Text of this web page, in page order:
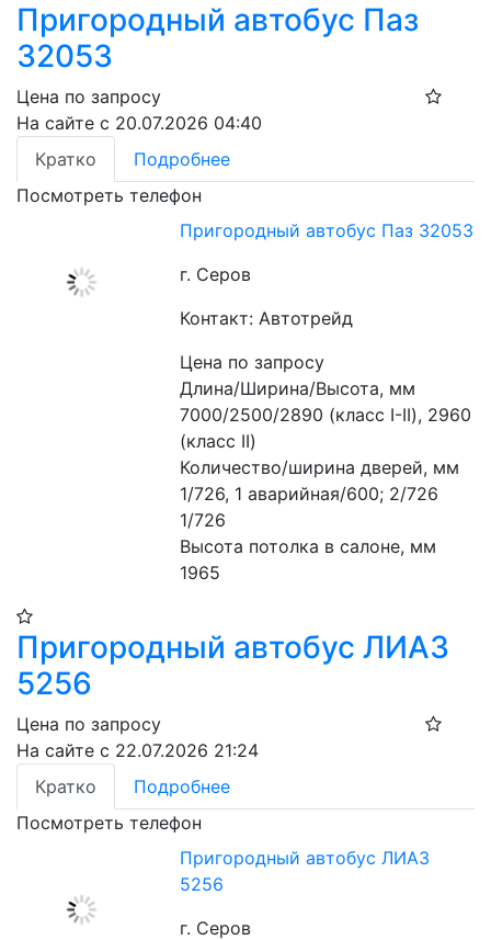
Пригородный автобус Паз
32053
Цена по запросу
На сайте с 20.07.2026 04:40
Кратко
Подробнее
Посмотреть телефон
Пригородный автобус Паз 32053
г. Серов
Контакт: Автотрейд
Цена по запросу
Длина/Ширина/Высота, мм
7000/2500/2890 (класс I-II), 2960
(класс II)
Количество/ширина дверей, мм
1/726, 1 аварийная/600; 2/726
1/726
Высота потолка в салоне, мм
1965
Пригородный автобус ЛИАЗ
5256
Цена по запросу
На сайте с 22.07.2026 21:24
Кратко
Подробнее
Посмотреть телефон
Пригородный автобус ЛИАЗ
5256
г. Серов